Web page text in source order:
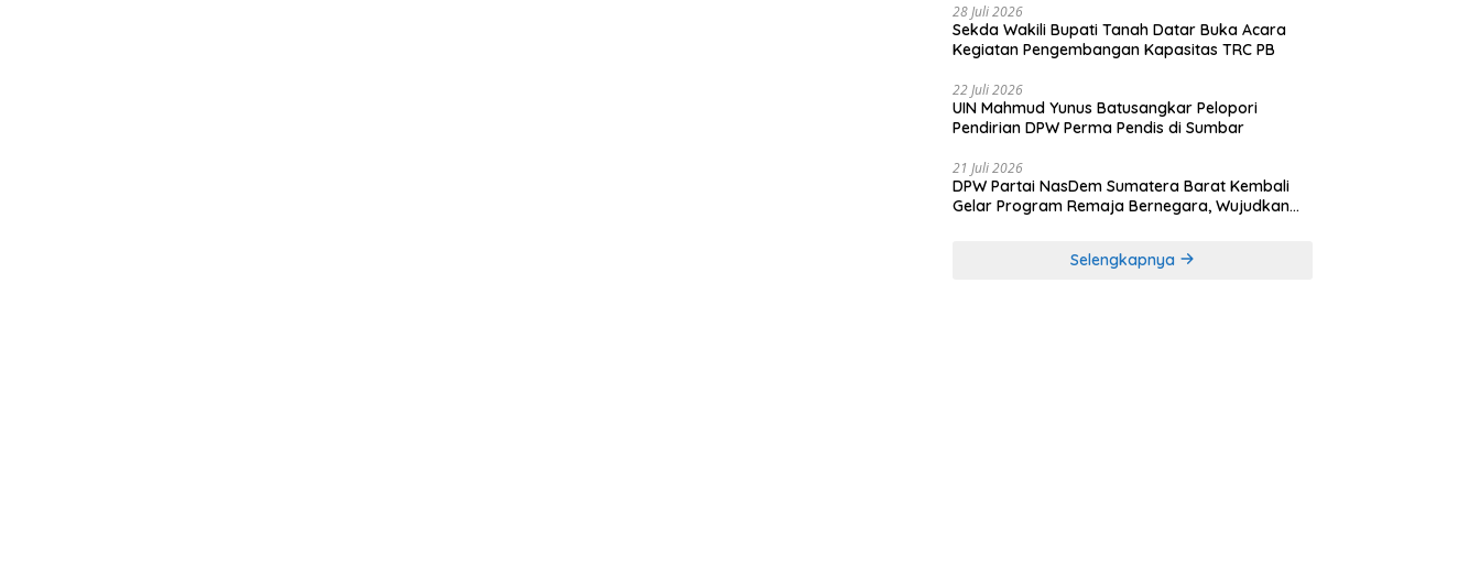
28 Juli 2026
Sekda Wakili Bupati Tanah Datar Buka Acara
Kegiatan Pengembangan Kapasitas TRC PB
22 Juli 2026
UIN Mahmud Yunus Batusangkar Pelopori
Pendirian DPW Perma Pendis di Sumbar
21 Juli 2026
DPW Partai NasDem Sumatera Barat Kembali
Gelar Program Remaja Bernegara, Wujudkan
Selengkapnya